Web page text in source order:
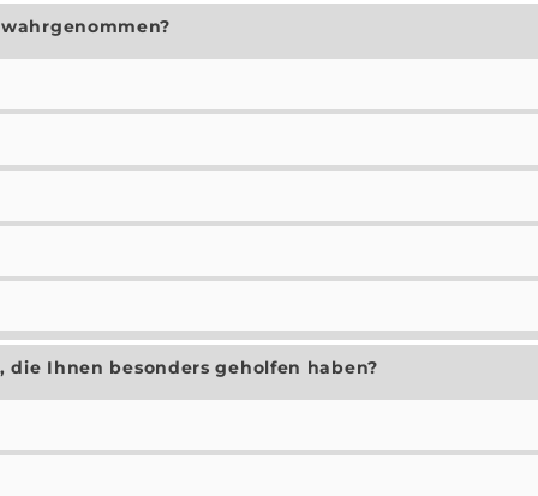
die Ihnen besonders geholfen haben?